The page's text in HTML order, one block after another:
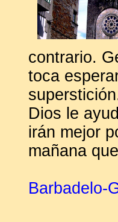
contrario.
toca
Dios le
irán mejor
mañana
Barbadelo-